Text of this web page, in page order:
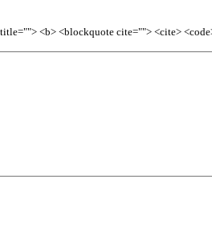
<b> <blockquote cite=""> <cite>